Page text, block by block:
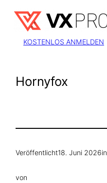
Inhalt
springen
KOSTENLOS ANMELDEN
Hornyfox
Veröffentlicht18. Juni 2026in
von